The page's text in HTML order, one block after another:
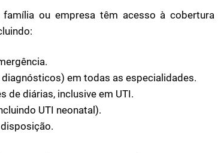
família ou empresa têm acesso à cobertura
em todas as especialidades.
de diárias, inclusive em UTI.
UTI neonatal).